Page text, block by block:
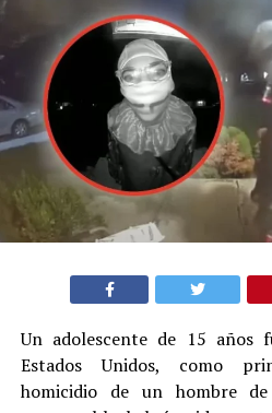
Un adolescente de 15 años
Estados Unidos, como
homicidio de un hombre